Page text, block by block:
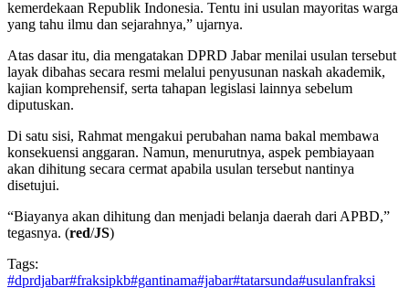
kemerdekaan Republik Indonesia. Tentu ini usulan mayoritas warga
yang tahu ilmu dan sejarahnya,” ujarnya.
Atas dasar itu, dia mengatakan DPRD Jabar menilai usulan tersebut
layak dibahas secara resmi melalui penyusunan naskah akademik,
kajian komprehensif, serta tahapan legislasi lainnya sebelum
diputuskan.
Di satu sisi, Rahmat mengakui perubahan nama bakal membawa
konsekuensi anggaran. Namun, menurutnya, aspek pembiayaan
akan dihitung secara cermat apabila usulan tersebut nantinya
disetujui.
“Biayanya akan dihitung dan menjadi belanja daerah dari APBD,”
tegasnya. (red/JS)
Tags:
#dprdjabar#fraksipkb#gantinama#jabar#tatarsunda#usulanfraksi